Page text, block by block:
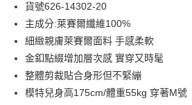
華南商業銀行
上海商業儲蓄銀行
國泰世華商業銀行
臺灣中小企業銀行
匯豐（台灣）商業銀行
聯邦商業銀行
元大商業銀行
永豐
LINE Pay
Apple Pay
街口支付
貨號626-14302-20
主成分:萊賽爾纖維100%
細緻親膚萊賽爾面料 手感柔軟
金釦點綴增加層次感 實穿又時髦
整體剪裁貼合身形但不緊繃
模特兒身高175cm/體重55kg 穿著M號